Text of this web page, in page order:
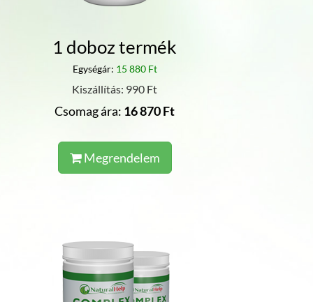
1 doboz termék
Egységár: 15 880 Ft
Kiszállítás: 990 Ft
Csomag ára: 16 870 Ft
Megrendelem